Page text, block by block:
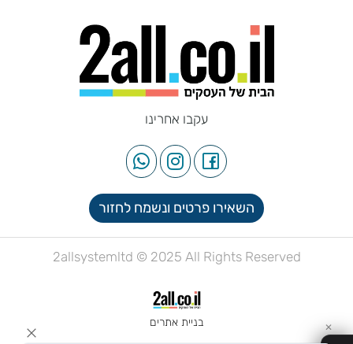
עקבו אחרינו
השאירו פרטים ונשמח לחזור
2allsystemltd © 2025 All Rights Reserved
בניית אתרים ✕